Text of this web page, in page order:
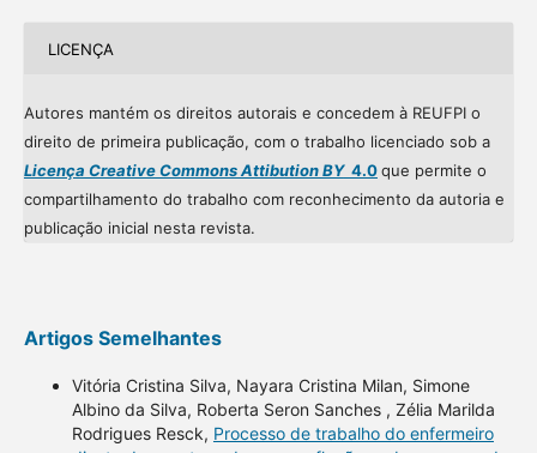
LICENÇA
Autores mantém os direitos autorais e concedem à REUFPI o
direito de primeira publicação, com o trabalho licenciado sob a
Licença Creative Commons Attibution BY4.0que permite o
compartilhamento do trabalho com reconhecimento da autoria e
publicação inicial nesta revista.
Artigos Semelhantes
Vitória Cristina Silva, Nayara Cristina Milan, Simone
Albino da Silva, Roberta Seron Sanches , Zélia Marilda
Rodrigues Resck, Processo de trabalho do enfermeiro